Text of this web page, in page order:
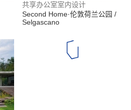
共享办公室室内设计
Second Home·伦敦荷兰公园 /
Selgascano